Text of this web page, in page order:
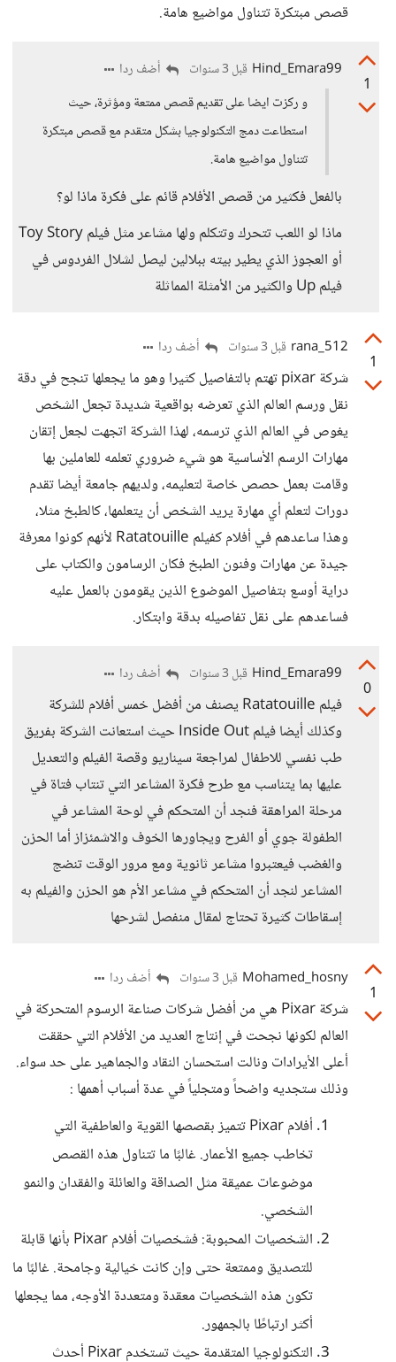
قصص مبتكرة تتناول مواضيع هامة.
1
Hind_Emara99 قبل 3 سنوات
أضف ردا
و ركزت ايضا على تقديم قصص ممتعة ومؤثرة، حيث
استطاعت دمج التكنولوجيا بشكل متقدم مع قصص مبتكرة
تتناول مواضيع هامة.
بالفعل فكثير من قصص الأفلام قائم على فكرة ماذا لو؟
ماذا لو اللعب تتحرك وتتكلم ولها مشاعر مثل فيلم Toy Story
أو العجوز الذي يطير بيته ببلالين ليصل لشلال الفردوس في
فيلم Up والكثير من الأمثلة المماثلة
1
rana_512 قبل 3 سنوات أضف ردا
شركة pixar تهتم بالتفاصيل كثيرا وهو ما يجعلها تنجح في دقة
نقل ورسم العالم الذي تعرضه بواقعية شديدة تجعل الشخص
يغوص في العالم الذي ترسمه، لهذا الشركة اتجهت لجعل إتقان
مهارات الرسم الأساسية هو شيء ضروري تعلمه للعاملين بها
وقامت بعمل حصص خاصة لتعليمه، ولديهم جامعة أيضا تقدم
دورات لتعلم أي مهارة يريد الشخص أن يتعلمها، كالطبخ مثلا،
وهذا ساعدهم في أفلام كفيلم Ratatouille لأنهم كونوا معرفة
جيدة عن مهارات وفنون الطبخ فكان الرسامون والكتاب على
دراية أوسع بتفاصيل الموضوع الذين يقومون بالعمل عليه
فساعدهم على نقل تفاصيله بدقة وابتكار.
0
Hind_Emara99 قبل 3 سنوات أضف ردا
فيلم Ratatouille يصنف من أفضل خمس أفلام للشركة
وكذلك أيضا فيلم Inside Out حيث استعانت الشركة بفريق
طب نفسي للاطفال لمراجعة سيناريو وقصة الفيلم والتعديل
عليها بما يتناسب مع طرح فكرة المشاعر التي تنتاب فتاة في
مرحلة المراهقة فنجد أن المتحكم في لوحة المشاعر في
الطفولة جوي أو الفرح ويجاورها الخوف والاشمئزاز أما الحزن
والغضب فيعتبروا مشاعر ثانوية ومع مرور الوقت تنضج
المشاعر لنجد أن المتحكم في مشاعر الأم هو الحزن والفيلم به
إسقاطات كثيرة تحتاج لمقال منفصل لشرحها
1
Mohamed_hosny قبل 3 سنوات أضف ردا
شركة Pixar هي من أفضل شركات صناعة الرسوم المتحركة في
العالم لكونها نجحت في إنتاج العديد من الأفلام التي حققت
أعلى الأيرادات ونالت استحسان النقاد والجماهير على حد سواء.
وذلك ستجديه واضحاً ومتجلياً في عدة أسباب أهمها :
أفلام Pixar تتميز بقصصها القوية والعاطفية التي
تخاطب جميع الأعمار. غالبًا ما تتناول هذه القصص
موضوعات عميقة مثل الصداقة والعائلة والفقدان والنمو
الشخصي.
الشخصيات المحبوبة: فشخصيات أفلام Pixar بأنها قابلة
للتصديق وممتعة حتى وإن كانت خيالية وجامحة. غالبًا ما
تكون هذه الشخصيات معقدة ومتعددة الأوجه، مما يجعلها
أكثر ارتباطًا بالجمهور.
التكنولوجيا المتقدمة حيث تستخدم Pixar أحدث